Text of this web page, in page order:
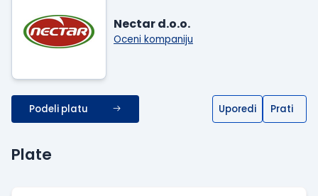
Nectar d.o.o.
Oceni kompaniju
Podeli platu Uporedi Prati
Plate